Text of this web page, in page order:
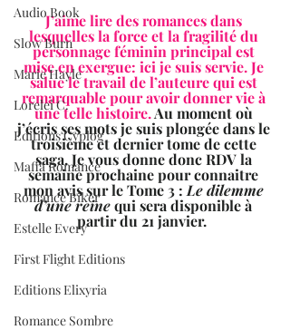
Audio Book
Slow Burn
Marie Hayle
Lorelei C.
Editions Cyplog
Mafia Romance
Romance Biker
Estelle Every
First Flight Editions
Editions Elixyria
Romance Sombre
J’aime lire des romances dans
lesquelles la force et la fragilité du
personnage féminin principal est
mise en exergue: ici je suis servie. Je
salue le travail de l’auteure qui est
remarquable pour avoir donner vie à
une telle histoire. Au moment où
j’écris ses mots je suis plongée dans le
troisième et dernier tome de cette
saga. Je vous donne donc RDV la
semaine prochaine pour connaitre
mon avis sur le Tome 3 : Le dilemme
d’une reine qui sera disponible à
partir du 21 janvier.